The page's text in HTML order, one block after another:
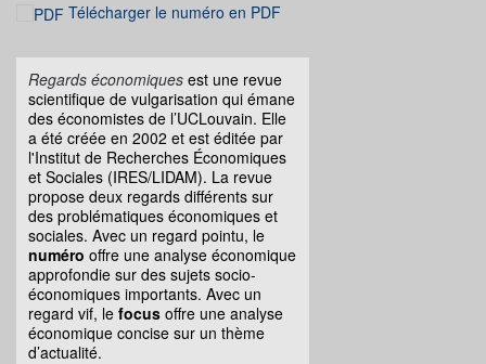
Télécharger le numéro en PDF
Regards économiques est une revue
scientifique de vulgarisation qui émane
des économistes de l’UCLouvain. Elle
a été créée en 2002 et est éditée par
l'Institut de Recherches Économiques
et Sociales (IRES/LIDAM). La revue
propose deux regards différents sur
des problématiques économiques et
sociales. Avec un regard pointu, le
numéro offre une analyse économique
approfondie sur des sujets socio-
économiques importants. Avec un
regard vif, le focus offre une analyse
économique concise sur un thème
d’actualité.